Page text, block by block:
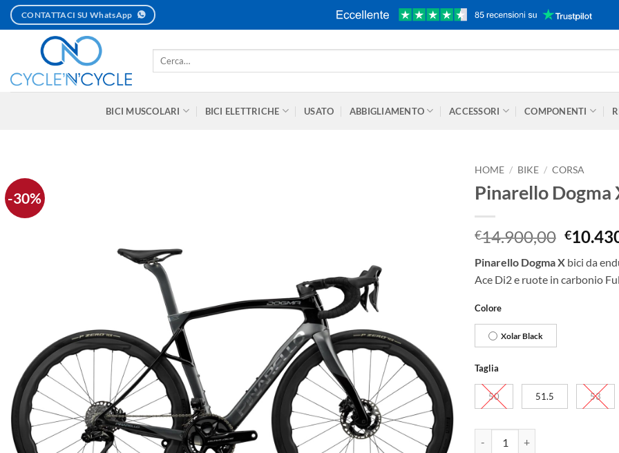
Salta
contenuti
CONTATTACI SU WhatsApp
Cerca:
BICI MUSCOLARI BICI ELETTRICHE USATO ABBIGLIAMENTO ACCESSORI COMPONENTI
-30%
HOME / BIKE / CORSA
Pinarello Dogma
€14.900,00 Il
era:
€
Pinarello Dogma X bici da
Ace Di2 e ruote in carbonio
Colore
Xolar Black
Taglia
50 51.5 53